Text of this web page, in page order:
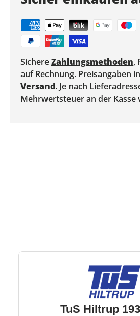
SichereZahlungsmethoden,
auf Rechnung. Preisangaben
Versand. Je nach
Mehrwertsteuer an der Kasse
TuS Hiltrup